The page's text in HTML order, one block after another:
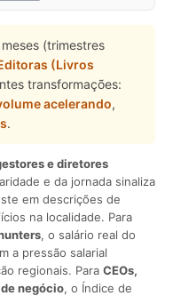
meses (trimestres
(Livros
transformações:
acelerando,
.
e diretores
e da jornada sinaliza
em descrições de
na localidade. Para
, o salário real do
a pressão salarial
regionais. Para CEOs,
negócio, o Índice de